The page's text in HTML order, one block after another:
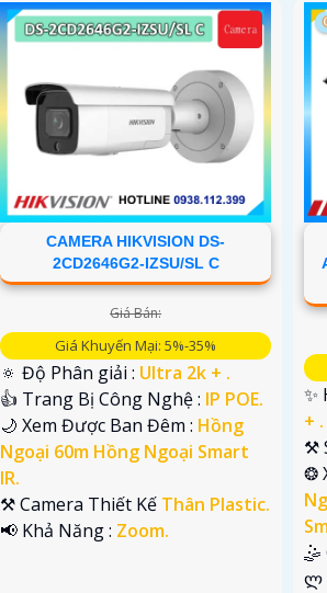
CAMERA HIKVISION DS-
2CD2646G2-IZSU/SL C
Giá Bán:
Giá Khuyến Mại: 5%-35%
🔅 Độ Phân giải : Ultra 2k + .
👍 Trang Bị Công Nghệ : IP POE.
🌙 Xem Được Ban Đêm : Hồng
Ngoại 60m Hồng Ngoại Smart
IR.
⚒ Camera Thiết Kế Thân Plastic.
️📢 Khả Năng : Zoom.
✨
+ .
⚒
❂
🤹
️ლ